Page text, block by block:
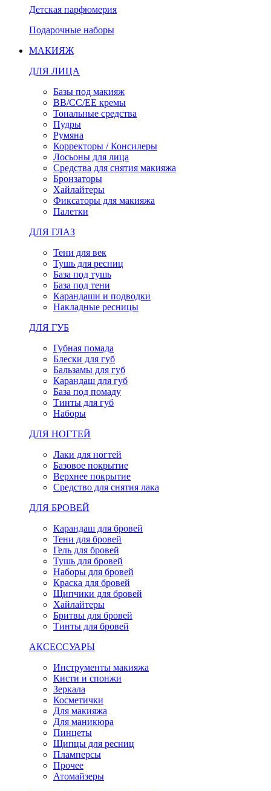
Детская парфюмерия
Подарочные наборы
МАКИЯЖ
ДЛЯ ЛИЦА
Базы под макияж
BB/CC/EE кремы
Тональные средства
Пудры
Румяна
Корректоры / Консилеры
Лосьоны для лица
Средства для снятия макияжа
Бронзаторы
Хайлайтеры
Фиксаторы для макияжа
Палетки
ДЛЯ ГЛАЗ
Тени для век
Тушь для ресниц
База под тушь
База под тени
Карандаши и подводки
Накладные ресницы
ДЛЯ ГУБ
Губная помада
Блески для губ
Бальзамы для губ
Карандаш для губ
База под помаду
Тинты для губ
Наборы
ДЛЯ НОГТЕЙ
Лаки для ногтей
Базовое покрытие
Верхнее покрытие
Средство для снятия лака
ДЛЯ БРОВЕЙ
Карандаш для бровей
Тени для бровей
Гель для бровей
Тушь для бровей
Наборы для бровей
Краска для бровей
Щипчики для бровей
Хайлайтеры
Бритвы для бровей
Тинты для бровей
АКСЕССУАРЫ
Инструменты макияжа
Кисти и спонжи
Зеркала
Косметички
Для макияжа
Для маникюра
Пинцеты
Щипцы для ресниц
Пламперсы
Прочее
Атомайзеры